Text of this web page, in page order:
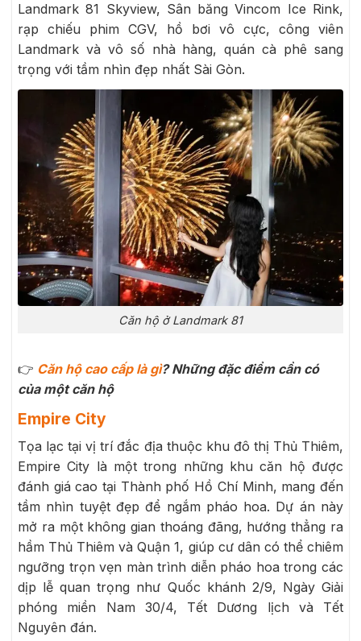
Landmark 81 Skyview, Sân băng Vincom Ice Rink,
rạp chiếu phim CGV, hồ bơi vô cực, công viên
Landmark và vô số nhà hàng, quán cà phê sang
trọng với tầm nhìn đẹp nhất Sài Gòn.
Căn hộ ở Landmark 81
👉 Căn hộ cao cấp là gì? Những đặc điểm cần có
của một căn hộ
Empire City
Tọa lạc tại vị trí đắc địa thuộc khu đô thị Thủ Thiêm,
Empire City là một trong những khu căn hộ được
đánh giá cao tại Thành phố Hồ Chí Minh, mang đến
tầm nhìn tuyệt đẹp để ngắm pháo hoa. Dự án này
mở ra một không gian thoáng đãng, hướng thẳng ra
hầm Thủ Thiêm và Quận 1, giúp cư dân có thể chiêm
ngưỡng trọn vẹn màn trình diễn pháo hoa trong các
dịp lễ quan trọng như Quốc khánh 2/9, Ngày Giải
phóng miền Nam 30/4, Tết Dương lịch và Tết
Nguyên đán.